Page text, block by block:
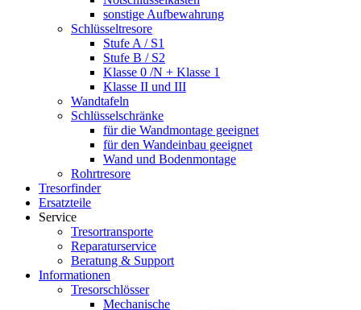
sonstige Aufbewahrung
Schlüsseltresore
Stufe A / S1
Stufe B / S2
Klasse 0 /N + Klasse 1
Klasse II und III
Wandtafeln
Schlüsselschränke
für die Wandmontage geeignet
für den Wandeinbau geeignet
Wand und Bodenmontage
Rohrtresore
Tresorfinder
Ersatzteile
Service
Tresortransporte
Reparaturservice
Beratung & Support
Informationen
Tresorschlösser
Mechanische